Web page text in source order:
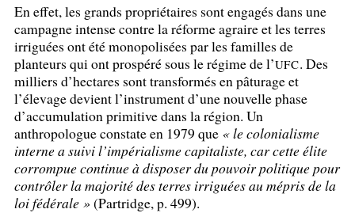
En effet, les grands propriétaires sont engagés dans une
campagne intense contre la réforme agraire et les terres
irriguées ont été monopolisées par les familles de
planteurs qui ont prospéré sous le régime de l’UFC. Des
milliers d’hectares sont transformés en pâturage et
l’élevage devient l’instrument d’une nouvelle phase
d’accumulation primitive dans la région. Un
anthropologue constate en 1979 que « le colonialisme
interne a suivi l’impérialisme capitaliste, car cette élite
corrompue continue à disposer du pouvoir politique pour
contrôler la majorité des terres irriguées au mépris de la
loi fédérale » (Partridge, p. 499).